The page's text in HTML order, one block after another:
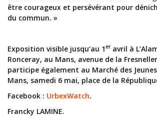
être courageux et persévérant pour
du commun. »
Exposition visible jusqu’au 1eravril à
Ronceray, au Mans, avenue de la
participe également au Marché des
Mans, samedi 6 mai, place de la
Facebook : UrbexWatch.
Francky LAMINE.